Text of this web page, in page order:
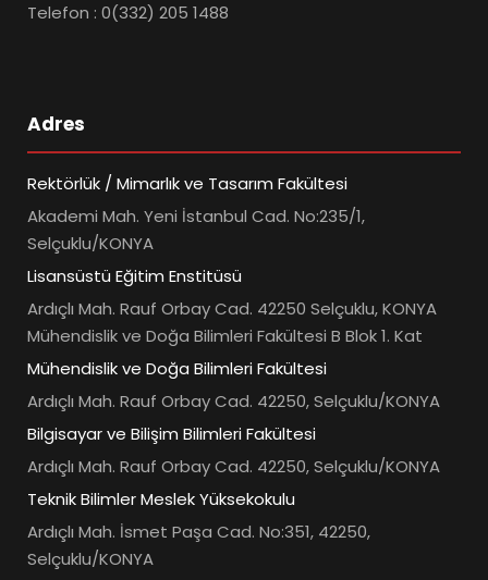
Telefon : 0(332) 205 1488
Adres
Rektörlük / Mimarlık ve Tasarım Fakültesi
Akademi Mah. Yeni İstanbul Cad. No:235/1,
Selçuklu/KONYA
Lisansüstü Eğitim Enstitüsü
Ardıçlı Mah. Rauf Orbay Cad. 42250 Selçuklu, KONYA
Mühendislik ve Doğa Bilimleri Fakültesi B Blok 1. Kat
Mühendislik ve Doğa Bilimleri Fakültesi
Ardıçlı Mah. Rauf Orbay Cad. 42250, Selçuklu/KONYA
Bilgisayar ve Bilişim Bilimleri Fakültesi
Ardıçlı Mah. Rauf Orbay Cad. 42250, Selçuklu/KONYA
Teknik Bilimler Meslek Yüksekokulu
Ardıçlı Mah. İsmet Paşa Cad. No:351, 42250,
Selçuklu/KONYA